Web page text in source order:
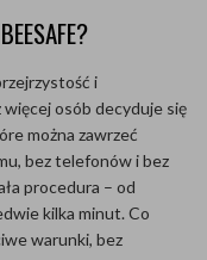
i
więcej osób decyduje się
można zawrzeć
bez telefonów i bez
procedura – od
kilka minut. Co
warunki, bez